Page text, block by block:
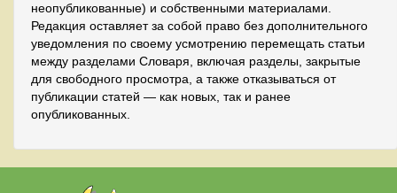
неопубликованные) и собственными материалами.
Редакция оставляет за собой право без дополнительного
уведомления по своему усмотрению перемещать статьи
между разделами Словаря, включая разделы, закрытые
для свободного просмотра, а также отказываться от
публикации статей — как новых, так и ранее
опубликованных.